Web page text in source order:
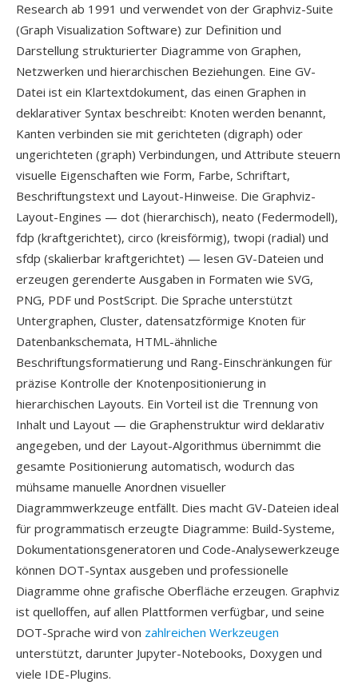
Research ab 1991 und verwendet von der Graphviz-Suite
(Graph Visualization Software) zur Definition und
Darstellung strukturierter Diagramme von Graphen,
Netzwerken und hierarchischen Beziehungen. Eine GV-
Datei ist ein Klartextdokument, das einen Graphen in
deklarativer Syntax beschreibt: Knoten werden benannt,
Kanten verbinden sie mit gerichteten (digraph) oder
ungerichteten (graph) Verbindungen, und Attribute steuern
visuelle Eigenschaften wie Form, Farbe, Schriftart,
Beschriftungstext und Layout-Hinweise. Die Graphviz-
Layout-Engines — dot (hierarchisch), neato (Federmodell),
fdp (kraftgerichtet), circo (kreisförmig), twopi (radial) und
sfdp (skalierbar kraftgerichtet) — lesen GV-Dateien und
erzeugen gerenderte Ausgaben in Formaten wie SVG,
PNG, PDF und PostScript. Die Sprache unterstützt
Untergraphen, Cluster, datensatzförmige Knoten für
Datenbankschemata, HTML-ähnliche
Beschriftungsformatierung und Rang-Einschränkungen für
präzise Kontrolle der Knotenpositionierung in
hierarchischen Layouts. Ein Vorteil ist die Trennung von
Inhalt und Layout — die Graphenstruktur wird deklarativ
angegeben, und der Layout-Algorithmus übernimmt die
gesamte Positionierung automatisch, wodurch das
mühsame manuelle Anordnen visueller
Diagrammwerkzeuge entfällt. Dies macht GV-Dateien ideal
für programmatisch erzeugte Diagramme: Build-Systeme,
Dokumentationsgeneratoren und Code-Analysewerkzeuge
können DOT-Syntax ausgeben und professionelle
Diagramme ohne grafische Oberfläche erzeugen. Graphviz
ist quelloffen, auf allen Plattformen verfügbar, und seine
DOT-Sprache wird von zahlreichen Werkzeugen
unterstützt, darunter Jupyter-Notebooks, Doxygen und
viele IDE-Plugins.